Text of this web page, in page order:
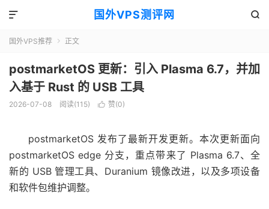
国外VPS测评网 

国外VPS推荐  正文
postmarketOS 更新：引入 Plasma 6.7，并加
入基于 Rust 的 USB 工具
2026-07-08 阅读(115)  赞(0)
postmarketOS 发布了最新开发更新。本次更新面向
postmarketOS edge 分支，重点带来了 Plasma 6.7、全
新的 USB 管理工具、Duranium 镜像改进，以及多项设备
和软件包维护调整。